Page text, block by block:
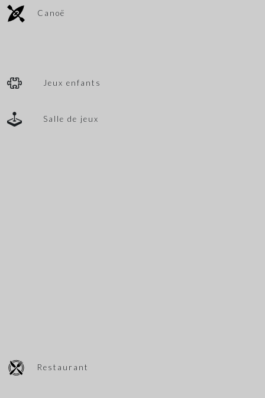
Canoë
Jeux enfants
Salle de jeux
Restaurant